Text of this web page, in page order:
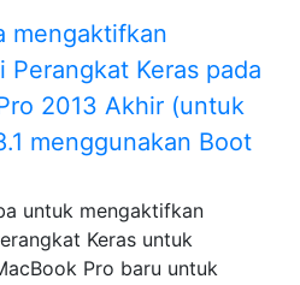
mengaktifkan
Perangkat Keras pada
2013 Akhir (untuk
menggunakan Boot
untuk mengaktifkan
Keras untuk
Pro baru untuk